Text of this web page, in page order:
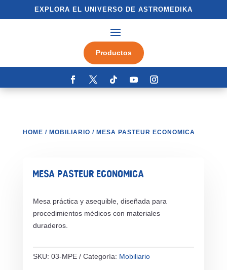
EXPLORA EL UNIVERSO DE ASTROMEDIKA
Productos
HOME / MOBILIARIO / MESA PASTEUR ECONOMICA
MESA PASTEUR ECONOMICA
Mesa práctica y asequible, diseñada para
procedimientos médicos con materiales
duraderos.
SKU: 03-MPE Categoría: Mobiliario